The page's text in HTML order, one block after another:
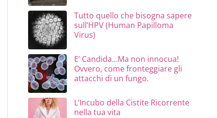
Tutto quello che bisogna sapere
sull’HPV (Human Papilloma
Virus)
E’ Candida…Ma non innocua!
Ovvero, come fronteggiare gli
attacchi di un fungo.
L’Incubo della Cistite Ricorrente
nella tua vita